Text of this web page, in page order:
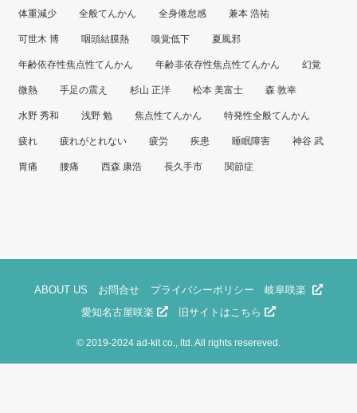
体重減少 全般てんかん 全身倦怠感 兼本 浩祐
可世木 博 咽頭結膜熱 嗅覚低下 夏風邪
年齢依存性焦点性てんかん 年齢非依存性焦点性てんかん 幻覚
微熱 手足の震え 杉山 正洋 松本 美富士 森 敦幸
水野 秀和 浅野 勉 焦点性てんかん 特発性全般てんかん
疲れ 疲れがとれない 疲労 疾患 睡眠障害 神谷 武
胃痛 腰痛 西森 康浩 長久手市 関節症
ABOUT US お問合せ プライバシーポリシー
岐阜咲楽
愛知名古屋咲楽
旧サイトはこちら
© 2019-2024 ad-kit co., ltd. All rights resereved.